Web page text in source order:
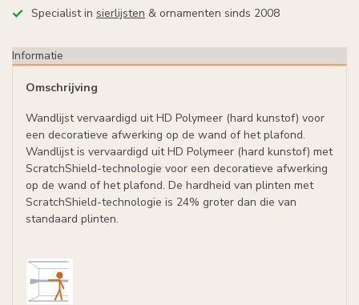
Specialist in sierlijsten & ornamenten sinds 2008
Informatie
Omschrijving
Wandlijst vervaardigd uit HD Polymeer (hard kunstof) voor
een decoratieve afwerking op de wand of het plafond.
Wandlijst is vervaardigd uit HD Polymeer (hard kunstof) met
ScratchShield-technologie voor een decoratieve afwerking
op de wand of het plafond. De hardheid van plinten met
ScratchShield-technologie is 24% groter dan die van
standaard plinten.